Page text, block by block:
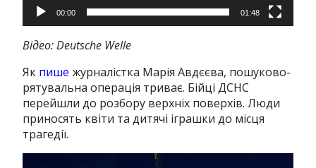
00:00 01:48
Відео: Deutsche Welle
Як пише журналістка Марія Авдєєва, пошуково-
рятувальна операція триває. Бійці ДСНС
перейшли до розбору верхніх поверхів.Люди
приносять квіти та дитячі іграшки до місця
трагедії.